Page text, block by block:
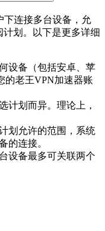
下连接多台设备，允
划。以下是更多详细
设备（包括安卓、苹
的老王VPN加速器账
计划而异。理论上，
划允许的范围，系统
的连接。
设备最多可关联两个